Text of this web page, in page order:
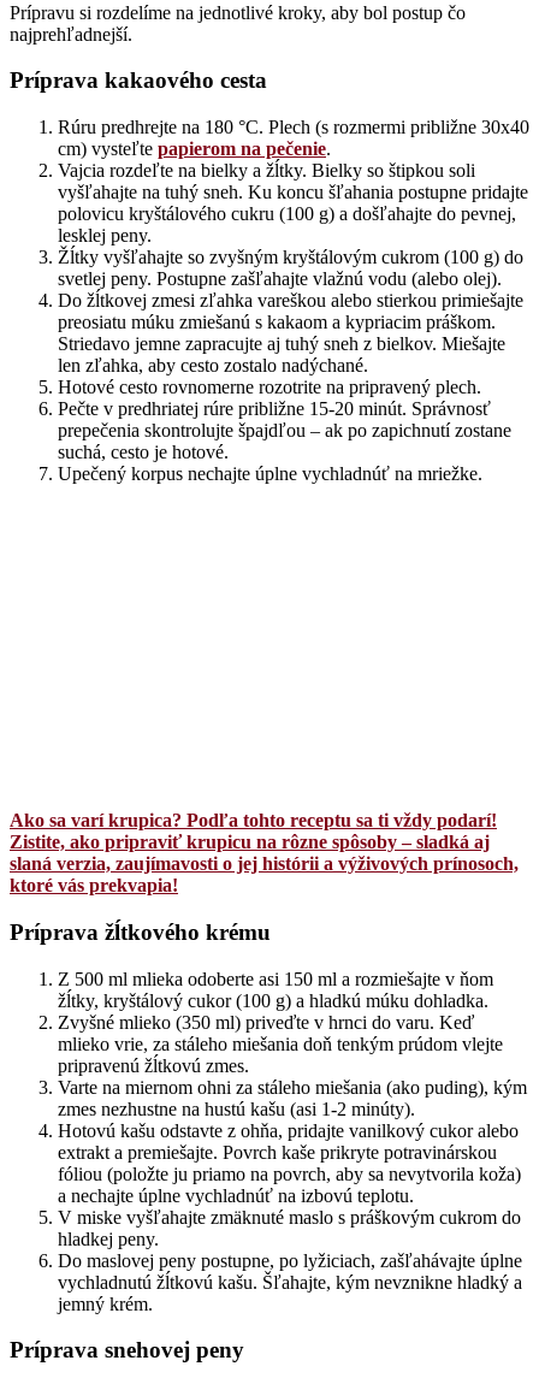
Prípravu si rozdelíme na jednotlivé kroky, aby bol postup čo
najprehľadnejší.
Príprava kakaového cesta
Rúru predhrejte na 180 °C. Plech (s rozmermi približne 30x40
cm) vysteľte papierom na pečenie.
Vajcia rozdeľte na bielky a žĺtky. Bielky so štipkou soli
vyšľahajte na tuhý sneh. Ku koncu šľahania postupne pridajte
polovicu kryštálového cukru (100 g) a došľahajte do pevnej,
lesklej peny.
Žĺtky vyšľahajte so zvyšným kryštálovým cukrom (100 g) do
svetlej peny. Postupne zašľahajte vlažnú vodu (alebo olej).
Do žĺtkovej zmesi zľahka vareškou alebo stierkou primiešajte
preosiatu múku zmiešanú s kakaom a kypriacim práškom.
Striedavo jemne zapracujte aj tuhý sneh z bielkov. Miešajte
len zľahka, aby cesto zostalo nadýchané.
Hotové cesto rovnomerne rozotrite na pripravený plech.
Pečte v predhriatej rúre približne 15-20 minút. Správnosť
prepečenia skontrolujte špajdľou – ak po zapichnutí zostane
suchá, cesto je hotové.
Upečený korpus nechajte úplne vychladnúť na mriežke.
Ako sa varí krupica? Podľa tohto receptu sa ti vždy podarí!
Zistite, ako pripraviť krupicu na rôzne spôsoby – sladká aj
slaná verzia, zaujímavosti o jej histórii a výživových prínosoch,
ktoré vás prekvapia!
Príprava žĺtkového krému
Z 500 ml mlieka odoberte asi 150 ml a rozmiešajte v ňom
žĺtky, kryštálový cukor (100 g) a hladkú múku dohladka.
Zvyšné mlieko (350 ml) priveďte v hrnci do varu. Keď
mlieko vrie, za stáleho miešania doň tenkým prúdom vlejte
pripravenú žĺtkovú zmes.
Varte na miernom ohni za stáleho miešania (ako puding), kým
zmes nezhustne na hustú kašu (asi 1-2 minúty).
Hotovú kašu odstavte z ohňa, pridajte vanilkový cukor alebo
extrakt a premiešajte. Povrch kaše prikryte potravinárskou
fóliou (položte ju priamo na povrch, aby sa nevytvorila koža)
a nechajte úplne vychladnúť na izbovú teplotu.
V miske vyšľahajte zmäknuté maslo s práškovým cukrom do
hladkej peny.
Do maslovej peny postupne, po lyžiciach, zašľahávajte úplne
vychladnutú žĺtkovú kašu. Šľahajte, kým nevznikne hladký a
jemný krém.
Príprava snehovej peny